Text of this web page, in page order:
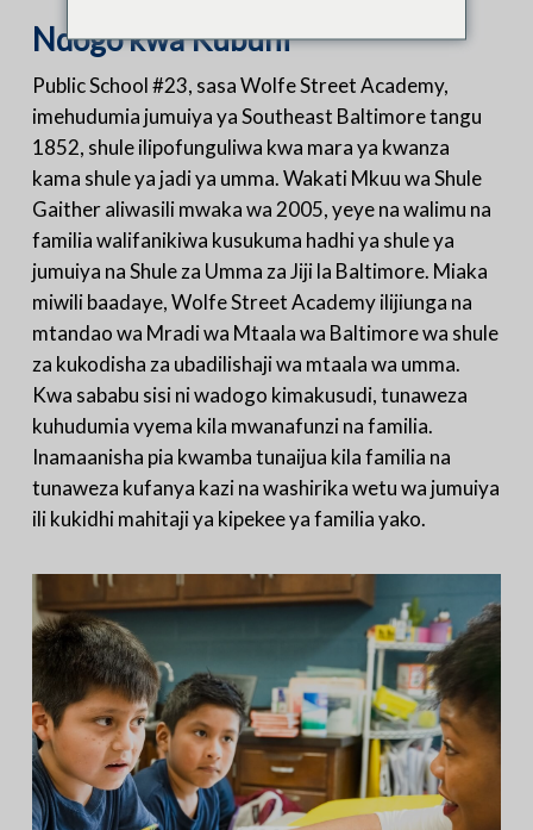
Ndogo kwa Kubuni
Public School #23, sasa Wolfe Street Academy,
imehudumia jumuiya ya Southeast Baltimore tangu
1852, shule ilipofunguliwa kwa mara ya kwanza
kama shule ya jadi ya umma. Wakati Mkuu wa Shule
Gaither aliwasili mwaka wa 2005, yeye na walimu na
familia walifanikiwa kusukuma hadhi ya shule ya
jumuiya na Shule za Umma za Jiji la Baltimore. Miaka
miwili baadaye, Wolfe Street Academy ilijiunga na
mtandao wa Mradi wa Mtaala wa Baltimore wa shule
za kukodisha za ubadilishaji wa mtaala wa umma.
Kwa sababu sisi ni wadogo kimakusudi, tunaweza
kuhudumia vyema kila mwanafunzi na familia.
Inamaanisha pia kwamba tunaijua kila familia na
tunaweza kufanya kazi na washirika wetu wa jumuiya
ili kukidhi mahitaji ya kipekee ya familia yako.